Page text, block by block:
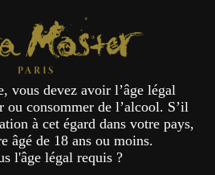
autour des sakés
Master 2019
Master Paris
vous devez avoir l’âge légal
ou consommer de l’alcool. S’il
à cet égard dans votre pays,
âgé de 18 ans ou moins.
l'âge légal requis ?